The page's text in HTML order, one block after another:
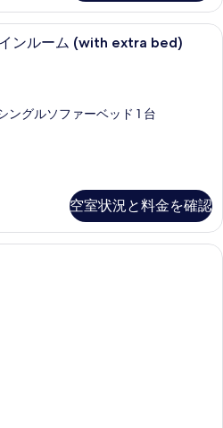
クラシック ダブルまたはツインル
ンルーム (with extra bed)
ングルソファーベッド 1 台
空室状況と料金を確認
ビジネス ルーム | エジプト綿のシー